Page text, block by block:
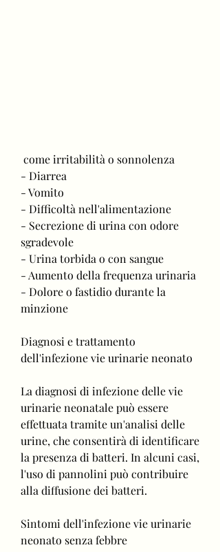
come irritabilità o sonnolenza
- Diarrea
- Vomito
- Difficoltà nell'alimentazione
- Secrezione di urina con odore
sgradevole
- Urina torbida o con sangue
- Aumento della frequenza urinaria
- Dolore o fastidio durante la
minzione
Diagnosi e trattamento
dell'infezione vie urinarie neonato
La diagnosi di infezione delle vie
urinarie neonatale può essere
effettuata tramite un'analisi delle
urine, che consentirà di identificare
la presenza di batteri. In alcuni casi,
l'uso di pannolini può contribuire
alla diffusione dei batteri.
Sintomi dell'infezione vie urinarie
neonato senza febbre